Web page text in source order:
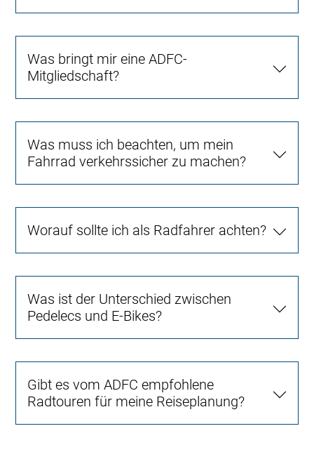
Was bringt mir eine ADFC-
Mitgliedschaft?
Was muss ich beachten, um mein
Fahrrad verkehrssicher zu machen?
Worauf sollte ich als Radfahrer achten?
Was ist der Unterschied zwischen
Pedelecs und E-Bikes?
Gibt es vom ADFC empfohlene
Radtouren für meine Reiseplanung?